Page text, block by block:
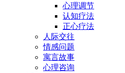
心理调节
认知疗法
正心疗法
人际交往
情感问题
寓言故事
心理咨询